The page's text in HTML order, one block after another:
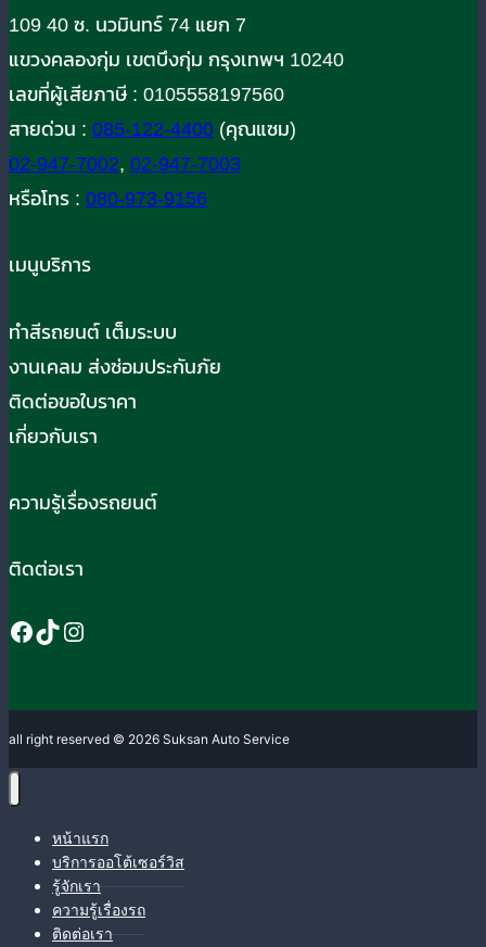
109 40 ซ. นวมินทร์ 74 แยก 7
แขวงคลองกุ่ม เขตบึงกุ่ม กรุงเทพฯ 10240
เลขที่ผู้เสียภาษี : 0105558197560
สายด่วน : 085-122-4400 (คุณแซม)
02-947-7002, 02-947-7003
หรือโทร : 080-973-9156
เมนูบริการ
ทำสีรถยนต์ เต็มระบบ
งานเคลม ส่งซ่อมประกันภัย
ติดต่อขอใบราคา
เกี่ยวกับเรา
ความรู้เรื่องรถยนต์
ติดต่อเรา
Facebook
TikTokInstagram
all right reserved © 2026 Suksan Auto Service
หน้าแรก
บริการออโต้เซอร์วิส
รู้จักเรา
ความรู้เรื่องรถ
ติดต่อเรา